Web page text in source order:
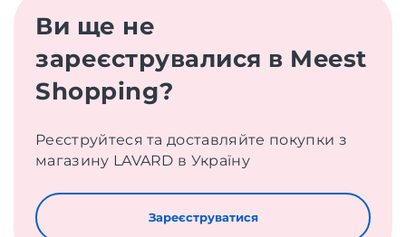
Ви ще не
зареєструвалися в Meest
Shopping?
Реєструйтеся та доставляйте покупки з
магазину LAVARD в Україну
Зареєструватися